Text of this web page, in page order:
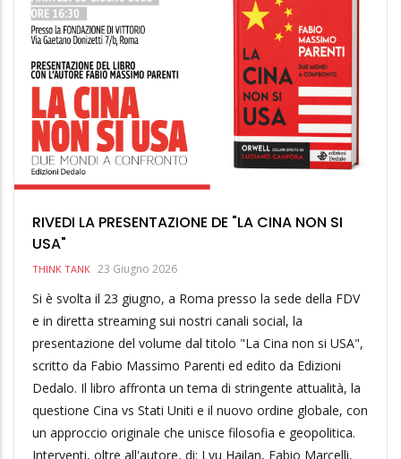
RIVEDI LA PRESENTAZIONE DE "LA CINA NON SI
USA"
THINK TANK 23 Giugno 2026
Si è svolta il 23 giugno, a Roma presso la sede della FDV
e in diretta streaming sui nostri canali social, la
presentazione del volume dal titolo "La Cina non si USA",
scritto da Fabio Massimo Parenti ed edito da Edizioni
Dedalo. Il libro affronta un tema di stringente attualità, la
questione Cina vs Stati Uniti e il nuovo ordine globale, con
un approccio originale che unisce filosofia e geopolitica.
Interventi, oltre all'autore, di: Lyu Hailan, Fabio Marcelli,